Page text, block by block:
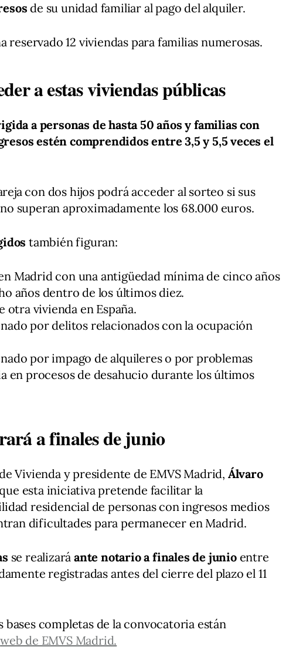
de su unidad familiar al pago del alquiler.
reservado 12 viviendas para familias numerosas.
a estas viviendas públicas
a personas de hasta 50 años y familias con
estén comprendidos entre 3,5 y 5,5 veces el
con dos hijos podrá acceder al sorteo si sus
superan aproximadamente los 68.000 euros.
también figuran:
Madrid con una antigüedad mínima de cinco años
años dentro de los últimos diez.
vivienda en España.
por delitos relacionados con la ocupación
por impago de alquileres o por problemas
en procesos de desahucio durante los últimos
a finales de junio
Vivienda y presidente de EMVS Madrid, Álvaro
esta iniciativa pretende facilitar la
residencial de personas con ingresos medios
dificultades para permanecer en Madrid.
se realizaráante notario a finales de junioentre
registradas antes del cierre del plazo el 11
bases completas de la convocatoria están
web de EMVS Madrid.